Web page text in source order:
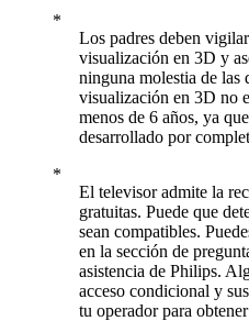
Los padres deben
visualización en 3D y
ninguna molestia de las
visualización en 3D no
menos de 6 años, ya
desarrollado por
El televisor admite la
gratuitas. Puede que
sean compatibles.
en la sección de
asistencia de Philips.
acceso condicional y
tu operador para